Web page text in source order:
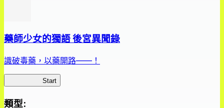
藥師少女的獨語 後宮異聞錄
識破毒藥，以藥開路——！
Start
類型: